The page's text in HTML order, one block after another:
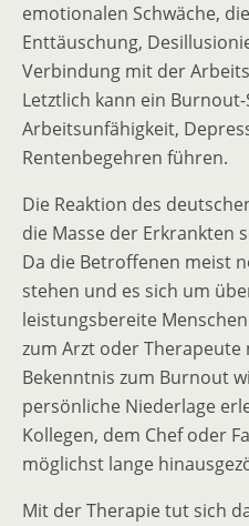
emotionalen Schwäche,
Enttäuschung,
Verbindung mit der
Letztlich kann ein
Arbeitsunfähigkeit,
Rentenbegehren führen.
Die Reaktion des
die Masse der Erkrankten
Da die Betroffenen meist
stehen und es sich um
leistungsbereite
zum Arzt oder Therapeute
Bekenntnis zum Burnout
persönliche Niederlage
Kollegen, dem Chef oder
möglichst lange
Mit der Therapie tut sich